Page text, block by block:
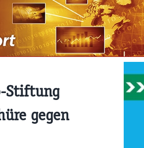
Stiftung
gegen